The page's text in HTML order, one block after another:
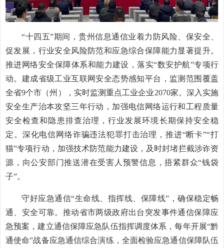
“十四五”期间，贵州信息通信业着力防风险、保安全、
促发展，行业安全风险防范和应急综合保障能力显著提升。
推进网络安全保障体系和能力建设，落实“数安护航”专项行
动。建成省级工业互联网安全态势感知平台，监测范围覆盖
全省9个市（州），实时监测重点工业企业2070家。深入实施
安全生产治本攻坚三年行动，加强电信网络运行和工程质量
安全检查和隐患排查治理，行业发展环境长期保持安全稳
定。深化电信网络诈骗违法犯罪打击治理，推进“断卡”“打
猫”专项行动，加强技术防范能力建设，及时封堵拦截涉诈资
源，向公安部门推送潜在受害人预警信息，捂紧群众“钱袋
子”。
守好应急通信“生命线、指挥线、保障线”，确保稳定畅
通、安全可靠。推动省市两级政府出台突发事件通信保障应
急预案，建立通信保障应急队伍指挥调度体系，每年开展“黔
通使命”战备应急通信综合演练，全面检验应急通信保障队伍